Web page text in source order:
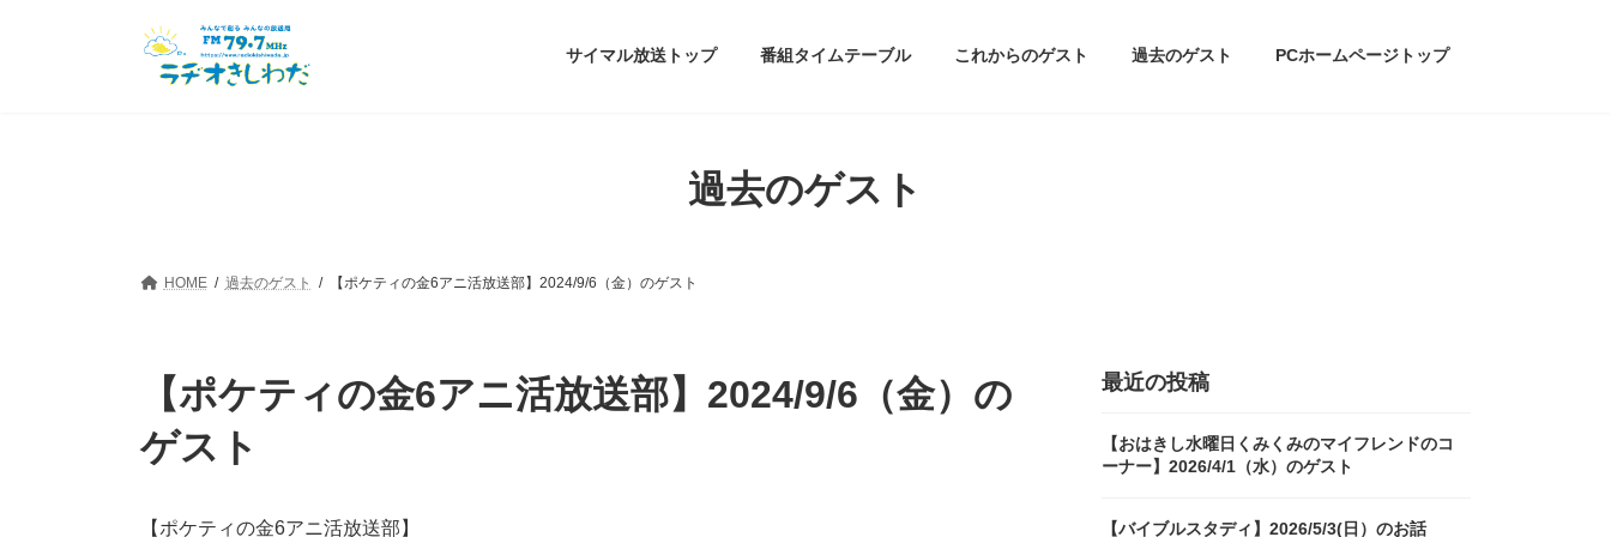
サイマル放送トップ 番組タイムテーブル これからのゲスト 過去のゲスト PCホームページトップ
過去のゲスト
HOME 過去のゲスト 【ポケティの金6アニ活放送部】2024/9/6（金）のゲスト
【ポケティの金6アニ活放送部】2024/9/6（金）の
ゲスト
【ポケティの金6アニ活放送部】
最近の投稿
【おはきし水曜日くみくみのマイフレンドのコ
ーナー】2026/4/1（水）のゲスト
【バイブルスタディ】2026/5/3(日）のお話